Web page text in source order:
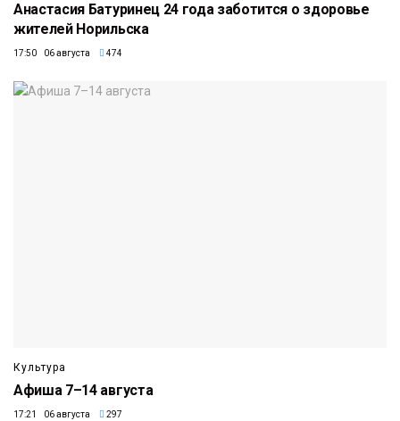
Анастасия Батуринец 24 года заботится о здоровье
жителей Норильска
17:50 06 августа 474
Культура
Афиша 7–14 августа
17:21 06 августа 297